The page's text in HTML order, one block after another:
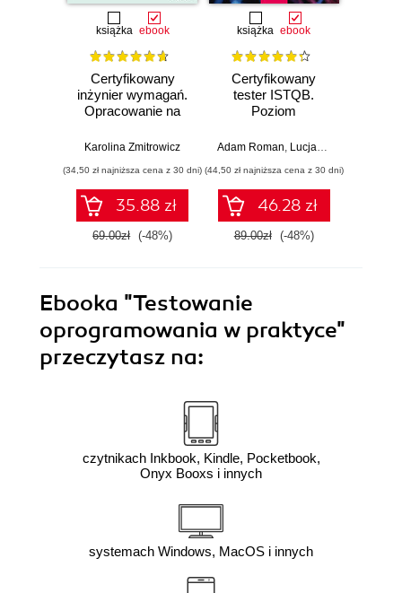
książka ebook
Certyfikowany
inżynier wymagań.
Opracowanie na
nauczania IREB®
Przykładowe
pytania
egzaminacyjne z
odpowiedziami
Karolina Zmitrowicz
(34,50 zł najniższa cena z 30 dni)
35.88 zł
69.00zł (-48%)
książka ebook
Certyfikowany
tester ISTQB.
Poziom
Adam Roman Lucjan Stapp
(44,50 zł najniższa cena z 30 dni)
46.28 zł
89.00zł (-48%)
Ebooka "Testowanie
oprogramowania w praktyce"
przeczytasz na:
czytnikach Inkbook, Kindle, Pocketbook,
Onyx Booxs i innych
systemach Windows, MacOS i innych